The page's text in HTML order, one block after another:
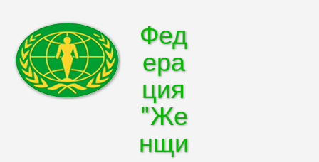
Фед
ера
ция
"Же
нщи